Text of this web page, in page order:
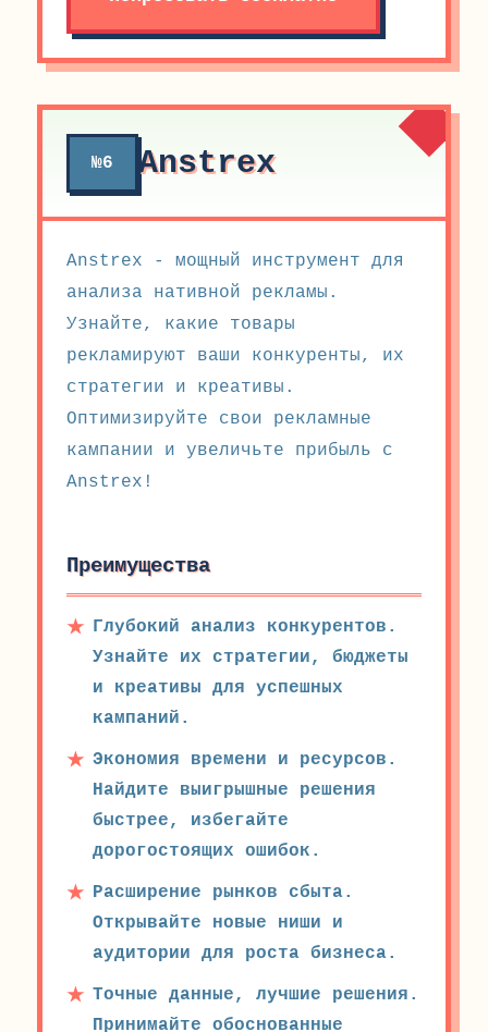
№6 Anstrex
Anstrex - мощный инструмент для
анализа нативной рекламы.
Узнайте, какие товары
рекламируют ваши конкуренты, их
стратегии и креативы.
Оптимизируйте свои рекламные
кампании и увеличьте прибыль с
Anstrex!
Преимущества
Глубокий анализ конкурентов.
Узнайте их стратегии, бюджеты
и креативы для успешных
кампаний.
Экономия времени и ресурсов.
Найдите выигрышные решения
быстрее, избегайте
дорогостоящих ошибок.
Расширение рынков сбыта.
Открывайте новые ниши и
аудитории для роста бизнеса.
Точные данные, лучшие решения.
Принимайте обоснованные